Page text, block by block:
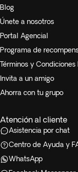
Blog
Únete a nosotros
Portal Agencial
Programa de
Términos y
Invita a un amigo
Ahorra con tu grupo
Atención al cliente
Asistencia por chat
Centro de Ayuda y
WhatsApp